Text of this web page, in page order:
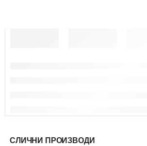
СЛИЧНИ ПРОИЗВОДИ